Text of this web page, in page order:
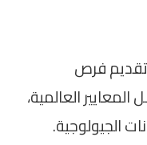
تقديم فرص
العالمية،
الجيولوجية.